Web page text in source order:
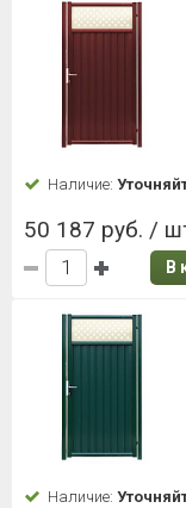
Наличие:
50 187 руб. /
В
Наличие: